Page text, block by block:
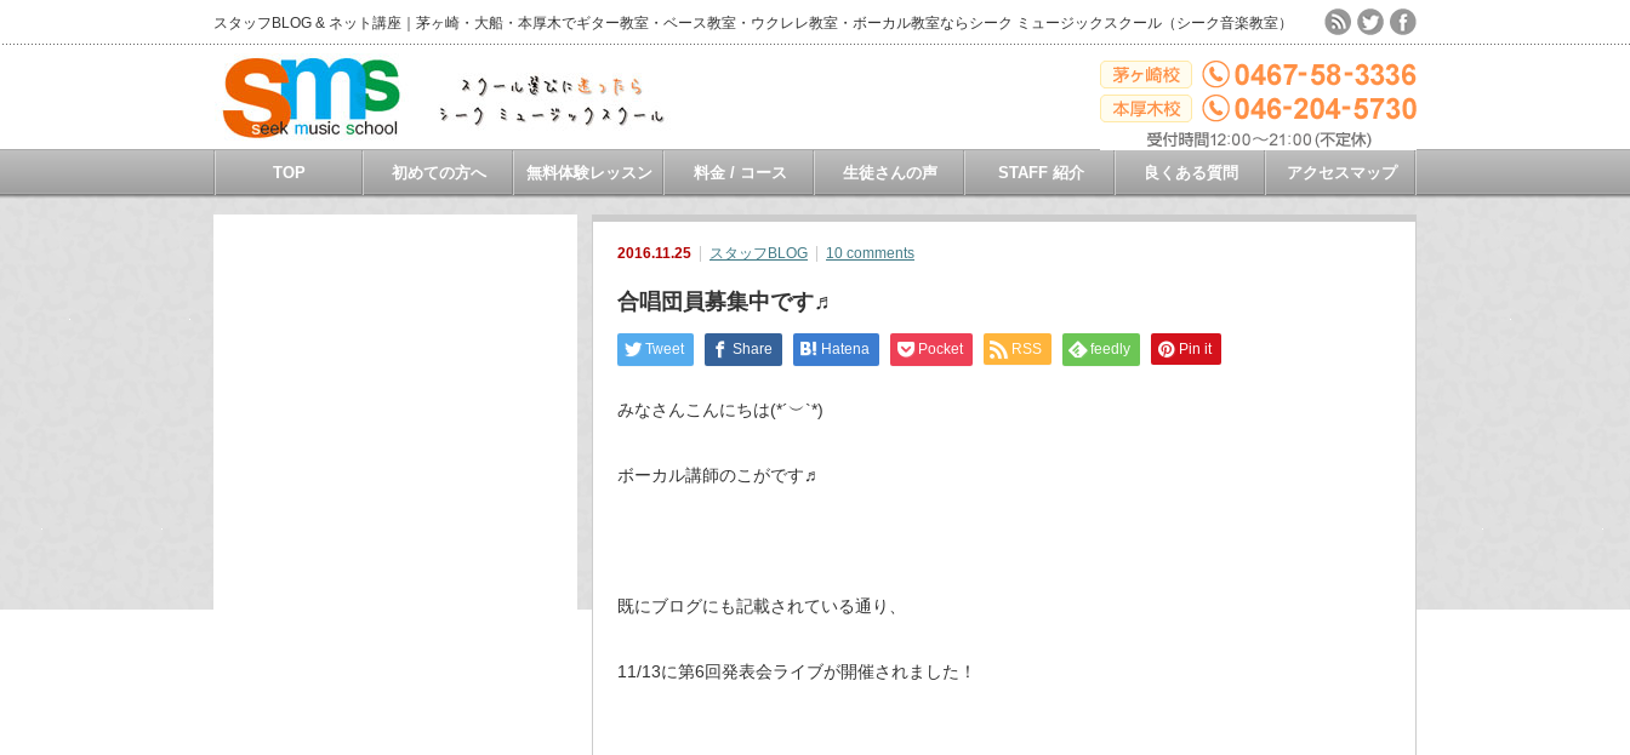
スタッフBLOG & ネット講座｜茅ヶ崎・大船・本厚木でギター教室・ベース教室・ウクレレ教室・ボーカル教室ならシーク ミュージックスクール（シーク音楽教室）
TOP 初めての方へ 無料体験レッスン 料金 / コース 生徒さんの声 STAFF 紹介 良くある質問 アクセスマップ
2016.11.25 スタッフBLOG 10 comments
合唱団員募集中です♬
Tweet Share Hatena Pocket RSS feedly Pin it
みなさんこんにちは(*´︶`*)
ボーカル講師のこがです♬
既にブログにも記載されている通り、
11/13に第6回発表会ライブが開催されました！